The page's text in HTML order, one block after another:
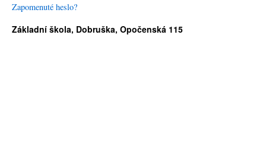
Zapomenuté heslo?
Základní škola, Dobruška, Opočenská 115